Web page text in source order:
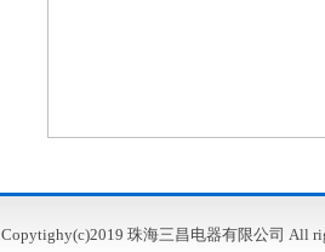
Copytighy(c)2019 珠海三昌电器有限公司 All